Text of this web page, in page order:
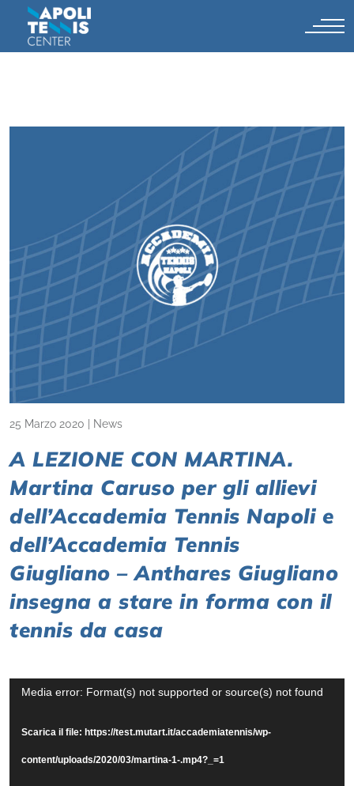
25 Marzo 2020 News
A LEZIONE CON MARTINA.
Martina Caruso per gli allievi
dell’Accademia Tennis Napoli e
dell’Accademia Tennis
Giugliano – Anthares Giugliano
insegna a stare in forma con il
tennis da casa
Video
Media error: Format(s) not supported or source(s) not found
Scarica il file: https://test.mutart.it/accademiatennis/wp-
content/uploads/2020/03/martina-1-.mp4?_=1